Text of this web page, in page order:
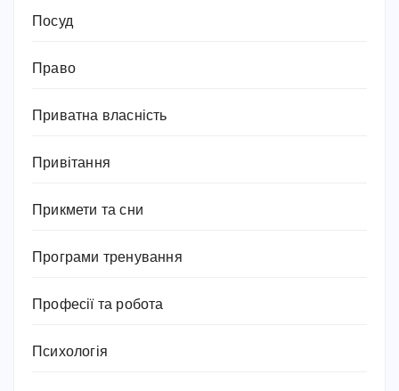
Посуд
Право
Приватна власність
Привітання
Прикмети та сни
Програми тренування
Професії та робота
Психологія